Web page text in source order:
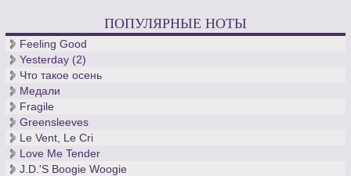
ПОПУЛЯРНЫЕ НОТЫ
Feeling Good
Yesterday (2)
Что такое осень
Медали
Fragile
Greensleeves
Le Vent, Le Cri
Love Me Tender
J.D.'S Boogie Woogie